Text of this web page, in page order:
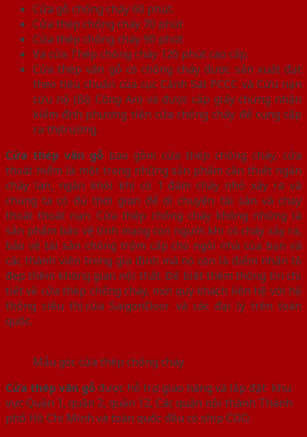
Cửa gỗ chống cháy 60 phút.
Cửa thép chống cháy 70 phút
Cửa thép chống cháy 90 phút
Và cửa Thép chống cháy 120 phút cao cấp.
Cửa thép vân gỗ có chống cháy được sản xuất đạt
theo tiêu chuẩn của cục Cảnh Sát PCCC và Cứu nạn
cứu hộ (Bộ Công An) và được cấp giấy chứng nhận
kiểm định phương tiện cửa chống cháy để cung cấp
ra thị trường.
Cửa thép vân gỗ bao gồm cửa thép chống cháy, cửa
thoát hiểm là một trong những sản phẩm cần thiết ngăn
cháy lan, ngăn khói khi có 1 đám cháy nhỏ xảy ra và
chúng ta có đủ thời gian để di chuyển tài sản và chạy
thoát thoát nạn. Cửa thép chống cháy không những là
sản phẩm bảo vệ tính mạng con người khi có cháy xảy ra,
bảo vệ tài sản chống trộm cấp cho ngôi nhà của bạn và
các thành viên trong gia đình mà nó còn là điểm nhấn tô
đẹp thêm không gian nội thất. Để biết thêm thông tin chi
tiết về cửa thép chống cháy, mời quý khách liên hệ với hệ
thống siêu thị cửa SaigonDoor và các đại lý trên toàn
quốc.
Mẫu góc cửa thép chống cháy
Cửa thép vân gỗ được hỗ trợ giao hàng và lắp đặt khu
vực Quận 1, quận 2, quận 12, Các quận nội thành Thành
phố Hồ Chí Minh và toàn quốc đều có ship COD.